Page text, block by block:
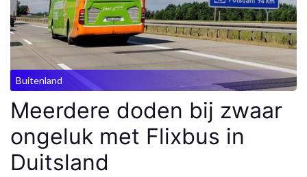
Buitenland
Meerdere doden bij zwaar
ongeluk met Flixbus in
Duitsland